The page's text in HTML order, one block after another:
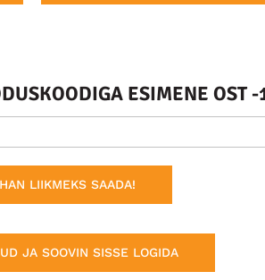
ESIMENE OST
LIIKMEKS SAADA!
JA SOOVIN SISSE LOGIDA